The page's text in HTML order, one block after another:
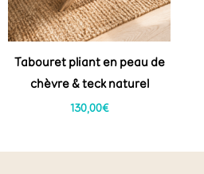
Tabouret pliant en peau de
chèvre & teck naturel
130,00€